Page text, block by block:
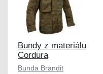
Bundy z materiálu
Cordura
Bunda Brandit